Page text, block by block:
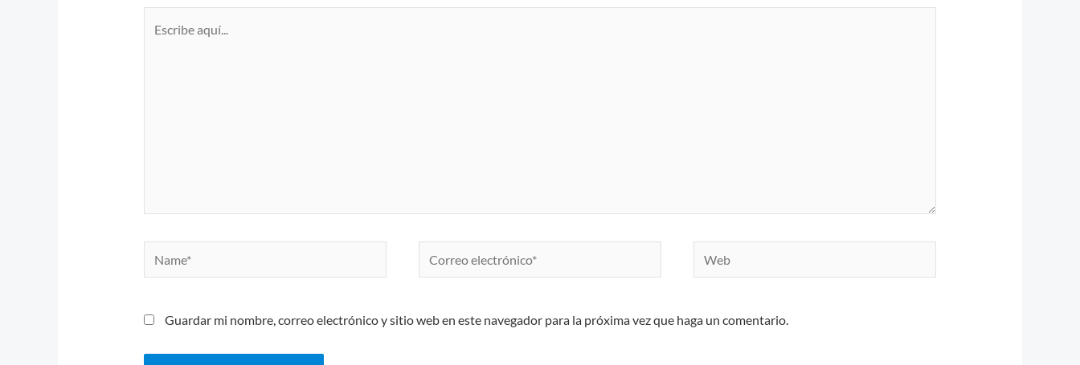
Name*
Correo
electrónico*
Web
Guardar mi nombre, correo electrónico y sitio web en este navegador para la próxima vez que haga un comentario.